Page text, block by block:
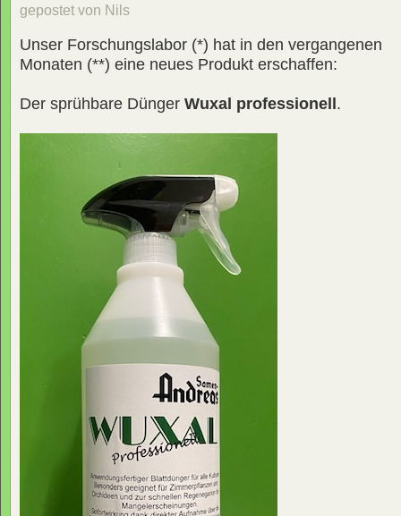
gepostet von Nils
Unser Forschungslabor (*) hat in den vergangenen
Monaten (**) eine neues Produkt erschaffen:
Der sprühbare Dünger Wuxal professionell.